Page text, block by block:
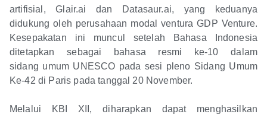
artifisial, Glair.ai dan Datasaur.ai, yang keduanya
didukung oleh perusahaan modal ventura GDP Venture.
Kesepakatan ini muncul setelah Bahasa Indonesia
ditetapkan sebagai bahasa resmi ke-10 dalam
sidang umum UNESCO pada sesi pleno Sidang Umum
Ke-42 di Paris pada tanggal 20 November.
Melalui KBI XII, diharapkan dapat menghasilkan